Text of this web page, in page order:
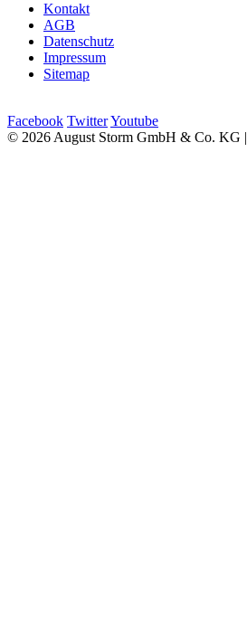
Kontakt
AGB
Datenschutz
Impressum
Sitemap
Facebook TwitterYoutube
© 2026 August Storm GmbH & Co. KG |